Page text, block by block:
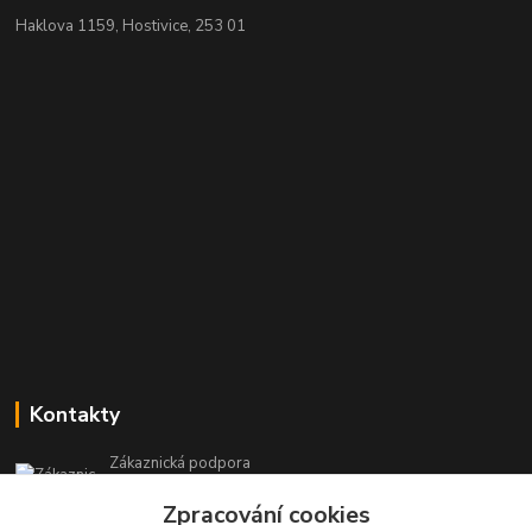
Haklova 1159, Hostivice, 253 01
Kontakty
Zákaznická podpora
(Po-Pá, 9-19 hod.)
Zpracování cookies